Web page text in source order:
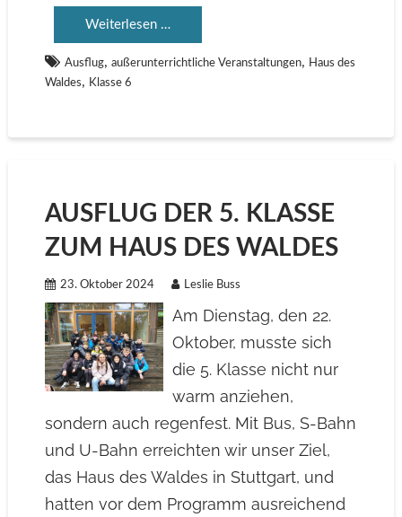
Weiterlesen …
Ausflug, außerunterrichtliche Veranstaltungen, Haus des
Waldes, Klasse 6
AUSFLUG DER 5. KLASSE
ZUM HAUS DES WALDES
23. Oktober 2024 Leslie Buss
Am Dienstag, den 22.
Oktober, musste sich
die 5. Klasse nicht nur
warm anziehen,
sondern auch regenfest. Mit Bus, S-Bahn
und U-Bahn erreichten wir unser Ziel,
das Haus des Waldes in Stuttgart, und
hatten vor dem Programm ausreichend